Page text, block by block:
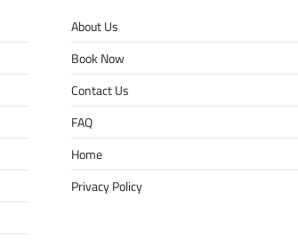
About Us
Book Now
Contact Us
FAQ
Home
Privacy Policy